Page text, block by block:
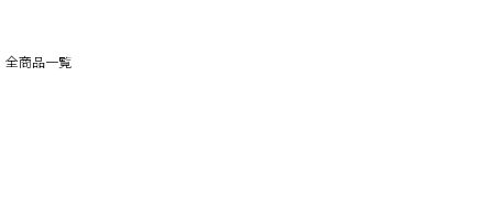
全商品一覧